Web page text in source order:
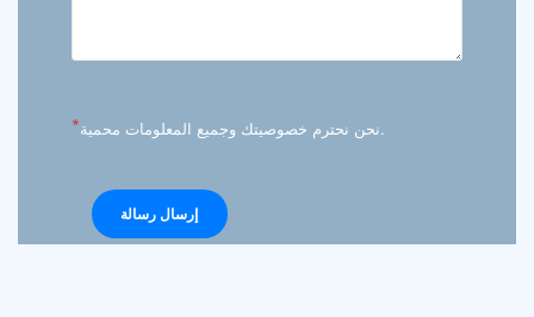
* نحن نحترم خصوصيتك وجميع المعلومات محمية.